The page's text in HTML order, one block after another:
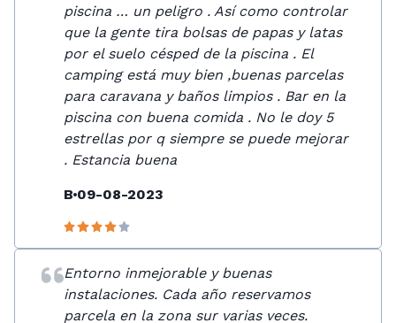
piscina … un peligro . Así como controlar
que la gente tira bolsas de papas y latas
por el suelo césped de la piscina . El
camping está muy bien ,buenas parcelas
para caravana y baños limpios . Bar en la
piscina con buena comida . No le doy 5
estrellas por q siempre se puede mejorar
. Estancia buena
B 09-08-2023
Entorno inmejorable y buenas
instalaciones. Cada año reservamos
parcela en la zona sur varias veces.